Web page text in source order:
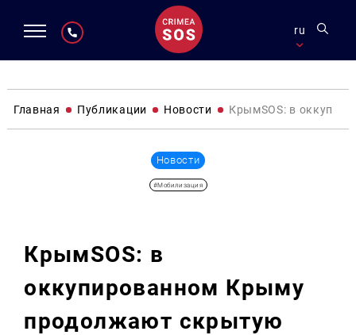
ru
Главная Публикации Новости КрымSOS: в
Новости
#Мобилизация
КрымSOS: в
оккупированном Крыму
продолжают скрытую